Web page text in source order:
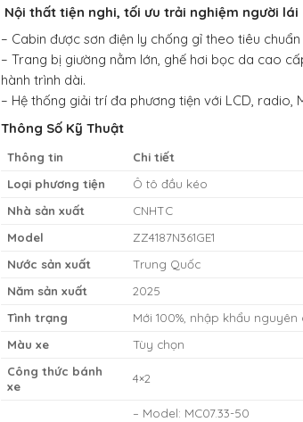
Nội thất tiện nghi, tối ưu trải nghiệm người lái
– Cabin được sơn điện ly chống gỉ theo tiêu
– Trang bị giường nằm lớn, ghế hơi bọc da cao
hành trình dài.
– Hệ thống giải trí đa phương tiện với LCD, radio,
Thông Số Kỹ Thuật
Thông tin
Chi tiết
Loại phương tiện
Ô tô đầu kéo
Nhà sản xuất
CNHTC
Model
ZZ4187N361GE1
Nước sản xuất
Trung Quốc
Năm sản xuất
2025
Tình trạng
Mới 100%, nhập khẩu nguyên
Màu xe
Tùy chọn
Công thức bánh
xe
4×2
– Model: MC07.33-50